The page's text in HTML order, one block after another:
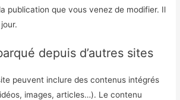
publication que vous venez de modifier. Il
depuis d’autres sites
peuvent inclure des contenus intégrés
images, articles…). Le contenu